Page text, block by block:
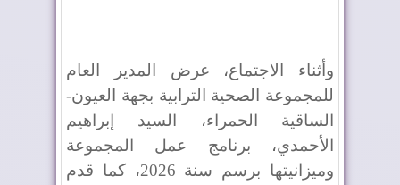
وأثناء الاجتماع، عرض المدير العام
للمجموعة الصحية الترابية بجهة العيون-
الساقية الحمراء، السيد إبراهيم
الأحمدي، برنامج عمل المجموعة
وميزانيتها برسم سنة 2026، كما قدم